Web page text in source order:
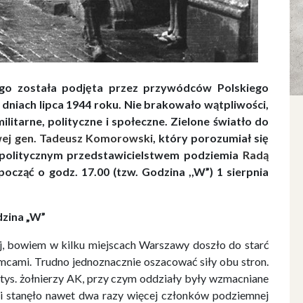
została podjęta przez przywódców Polskiego
lipca 1944 roku. Nie brakowało wątpliwości,
polityczne i społeczne. Zielone światło do
gen. Tadeusz Komorowski, który porozumiał się
przedstawicielstwem podziemia Radą
o godz. 17.00 (tzw. Godzina ,,W”) 1 sierpnia
„W”
w kilku miejscach Warszawy doszło do starć
Trudno jednoznacznie oszacować siły obu stron.
żołnierzy AK, przy czym oddziały były wzmacniane
nawet dwa razy więcej członków podziemnej